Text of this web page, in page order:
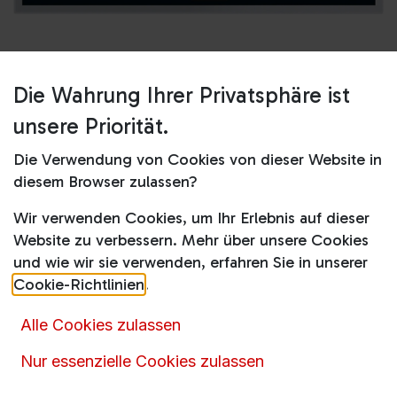
Shop KM6013
KM6013
Gaschler-Preis
Momentan können wir keinen Preis für diesen
Artikel anzeigen.
Rufen Sie uns an oder senden Sie uns eine
Nachricht über das
Die Wahrung Ihrer Privatsphäre ist
unsere Priorität.
Die Verwendung von Cookies von dieser Website in
diesem Browser zulassen?
Wir verwenden Cookies, um Ihr Erlebnis auf dieser
Website zu verbessern. Mehr über unsere Cookies
und wie wir sie verwenden, erfahren Sie in unserer
Cookie-Richtlinien.
Alle Cookies zulassen
Nur essenzielle Cookies zulassen